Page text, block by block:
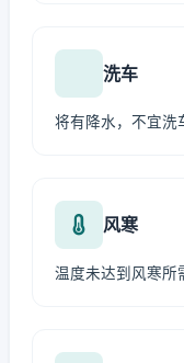
洗车
将有降水，不宜洗
风寒
温度未达到风寒所